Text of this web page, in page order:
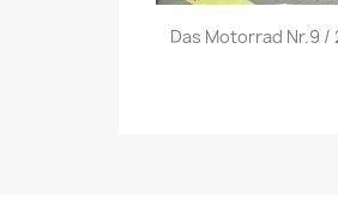
Vorschau
Das Motorrad Nr.9 /